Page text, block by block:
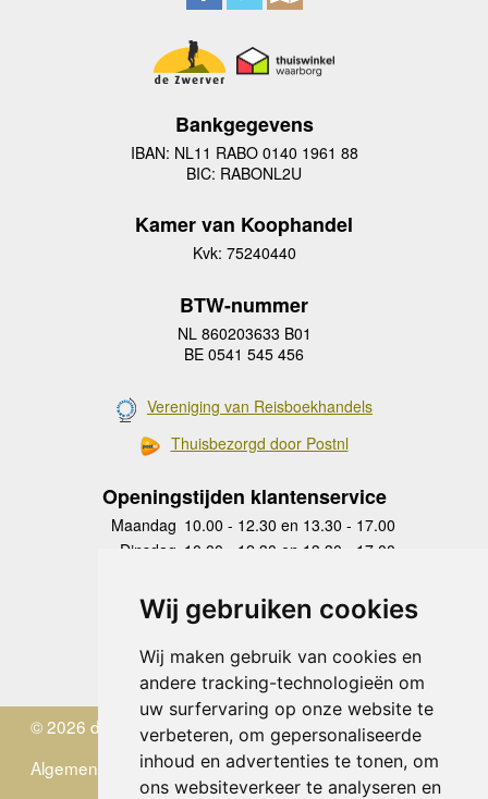
Wij gebruiken cookies
Wij maken gebruik van cookies en
andere tracking-technologieën om
uw surfervaring op onze website te
verbeteren, om gepersonaliseerde
inhoud en advertenties te tonen, om
ons websiteverkeer te analyseren en
Bankgegevens
IBAN: NL11 RABO 0140 1961 88
BIC: RABONL2U
Kamer van Koophandel
Kvk: 75240440
BTW-nummer
NL 860203633 B01
BE 0541 545 456
Vereniging van Reisboekhandels
Thuisbezorgd door Postnl
Openingstijden klantenservice
Maandag 10.00 - 12.30 en 13.30 - 17.00
Dinsdag 10.00 - 12.30 en 13.30 - 17.00
Donderdag
10.00 - 12.30 en 13.30 - 17.00
Vrijdag 10.00 - 12.30 en 13.30 - 17.00
Zaterdag
gesloten
Zondag gesloten
© 2026 de Zwerver
Algemene Voorwaarden